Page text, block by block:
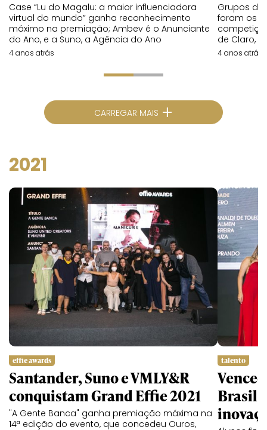
Case “Lu do Magalu: a maior influenciadora
virtual do mundo” ganha reconhecimento
máximo na premiação; Ambev é o Anunciante
do Ano, e a Suno, a Agência do Ano
4 anos atrás
Grupos de
foram os
de Claro,
4 anos atrás
CARREGAR MAIS +
2021
effie awards
Santander, Suno e VMLY&R
conquistam Grand Effie 2021
"A Gente Banca" ganha premiação máxima na
14ª edição do evento, que concedeu Ouros,
talento
Brasil